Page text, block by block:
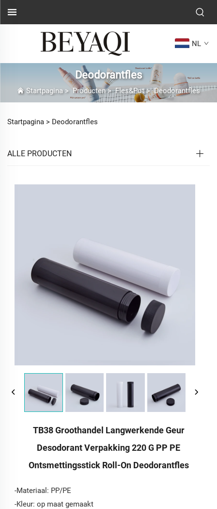
NL
Deodorantfles
Startpagina> Producten>Fles&Pot>Deodorantfles
Startpagina > Deodorantfles
ALLE PRODUCTEN
TB38 Groothandel Langwerkende Geur
Desodorant Verpakking 220 G PP PE
Ontsmettingsstick Roll-On Deodorantfles
-Materiaal: PP/PE
-Kleur: op maat gemaakt